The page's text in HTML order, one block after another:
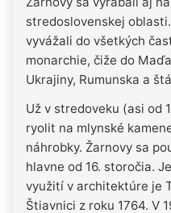
stredoslovenskej
vyvážali do všetkých
monarchie, čiže do
Ukrajiny, Rumunska a
Už v stredoveku (asi od
ryolit na mlynské
náhrobky. Žarnovy sa
hlavne od 16. storočia.
využití v architektúre je
Štiavnici z roku 1764. V